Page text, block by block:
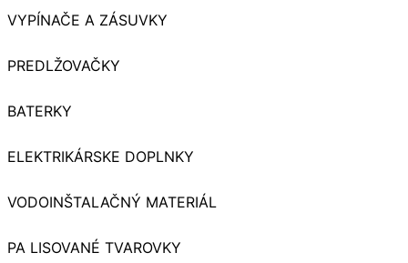
VYPÍNAČE A ZÁSUVKY
PREDLŽOVAČKY
BATERKY
ELEKTRIKÁRSKE DOPLNKY
VODOINŠTALAČNÝ MATERIÁL
PA LISOVANÉ TVAROVKY